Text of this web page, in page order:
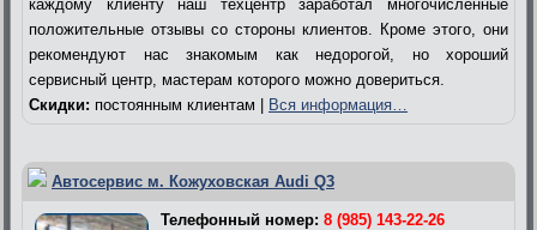
каждому клиенту наш техцентр заработал многочисленные
положительные отзывы со стороны клиентов. Кроме этого, они
рекомендуют нас знакомым как недорогой, но хороший
сервисный центр, мастерам которого можно довериться.
Скидки: постоянным клиентам | Вся информация…
Автосервис м. Кожуховская Audi Q3
Телефонный номер: 8 (985) 143-22-26